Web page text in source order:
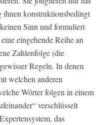
ihnen konstruktionsbedingt
Sinn und formuliert
eingehende Reihe an
Zahlenfolge (die
Regeln. In denen
welchen anderen
Wörter folgen in einem
verschlüsselt
das